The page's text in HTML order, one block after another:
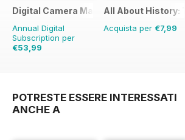
Digital Camera Magazine
Annual Digital
Subscription per
€53,99
All About History:
Acquista per €7,99
POTRESTE ESSERE INTERESSATI
ANCHE A